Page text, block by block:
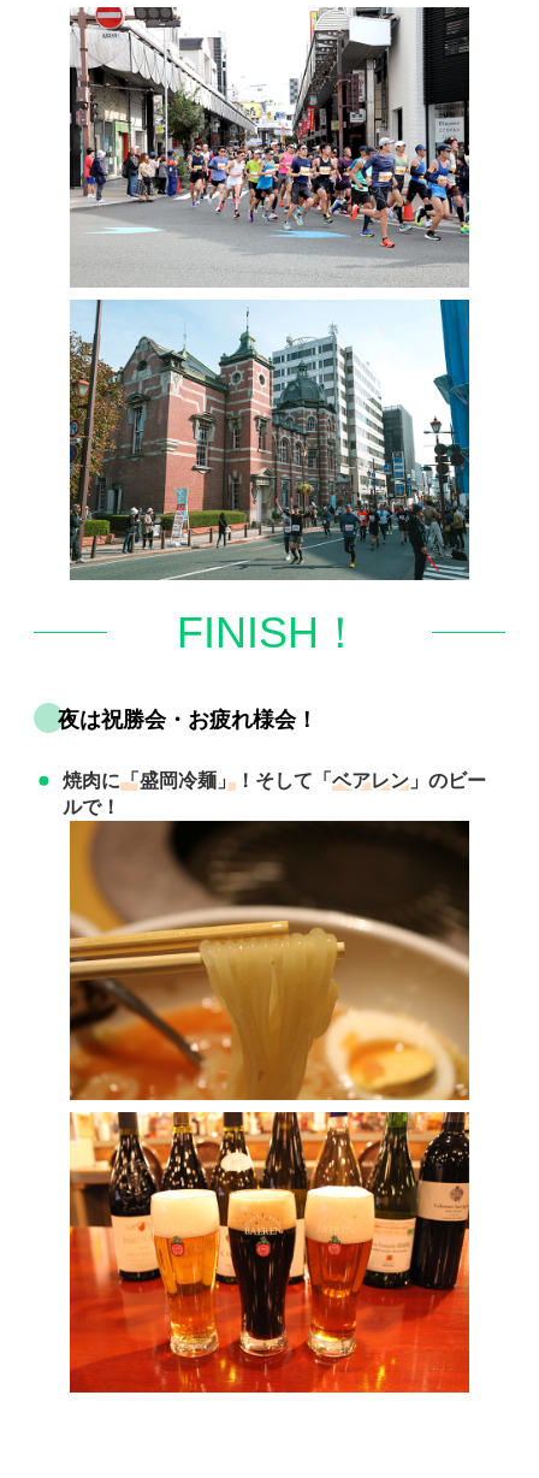
FINISH！
夜は祝勝会・お疲れ様会！
焼肉に「盛岡冷麺」 ！そして「ベアレン 」のビー
ルで！